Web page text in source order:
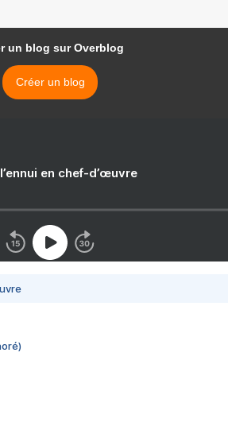
un blog sur Overblog
Créer un blog
en chef-d’œuvre